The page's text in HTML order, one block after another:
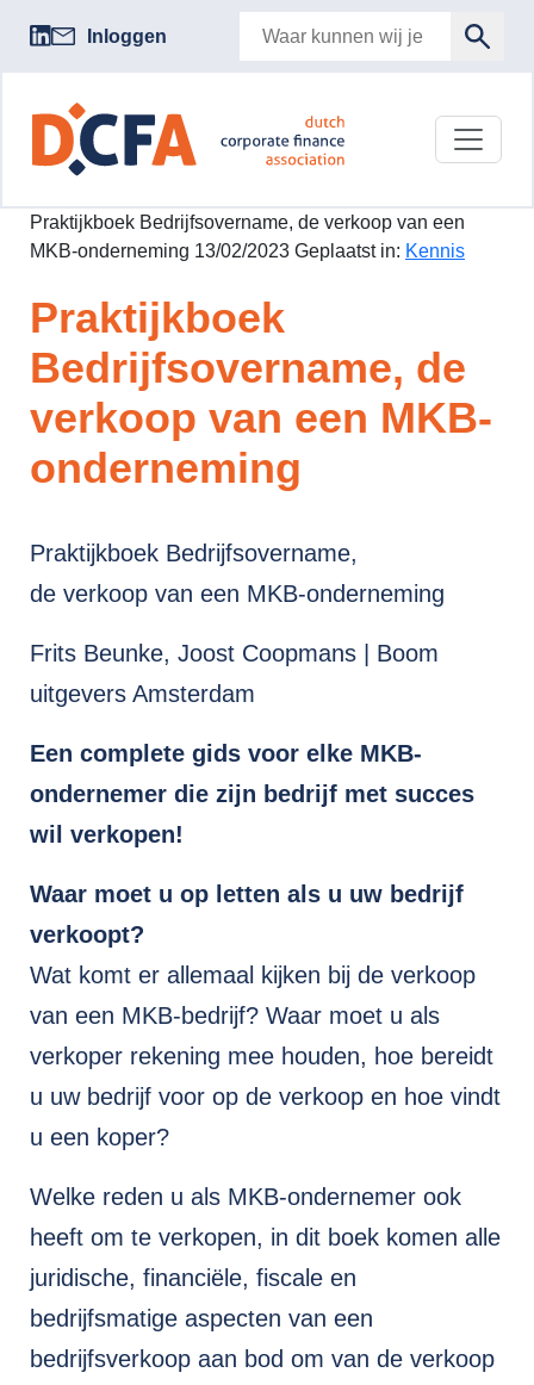
Inloggen
Praktijkboek Bedrijfsovername, de verkoop van een
MKB-onderneming 13/02/2023 Geplaatst in: Kennis
Praktijkboek
Bedrijfsovername, de
verkoop van een MKB-
onderneming
Praktijkboek Bedrijfsovername,
de verkoop van een MKB-onderneming
Frits Beunke, Joost Coopmans | Boom
uitgevers Amsterdam
Een complete gids voor elke MKB-
ondernemer die zijn bedrijf met succes
wil verkopen!
Waar moet u op letten als u uw bedrijf
verkoopt?
Wat komt er allemaal kijken bij de verkoop
van een MKB-bedrijf? Waar moet u als
verkoper rekening mee houden, hoe bereidt
u uw bedrijf voor op de verkoop en hoe vindt
u een koper?
Welke reden u als MKB-ondernemer ook
heeft om te verkopen, in dit boek komen alle
juridische, financiële, fiscale en
bedrijfsmatige aspecten van een
bedrijfsverkoop aan bod om van de verkoop